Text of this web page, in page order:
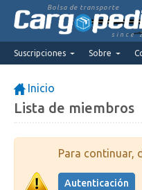
Bolsa de transporte
since
Suscripciones Sobre
Inicio
Lista de miembros
Para continuar,
Autenticación